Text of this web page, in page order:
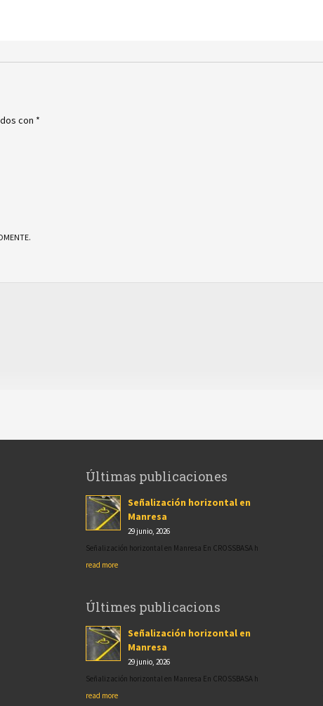
con *
Últimas publicaciones
Señalización horizontal en
Manresa
29 junio, 2026
Señalización horizontal en Manresa En CROSSBASA h
read more
Últimes publicacions
Señalización horizontal en
Manresa
29 junio, 2026
Señalización horizontal en Manresa En CROSSBASA h
read more